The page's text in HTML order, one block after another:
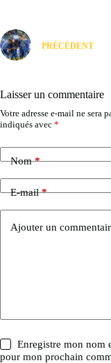
PRÉCÉDENT
Laisser un commentaire
Votre adresse e-mail ne sera
indiqués avec *
Nom*
E-mail*
Ajouter un
Enregistre mon nom
pour mon prochain